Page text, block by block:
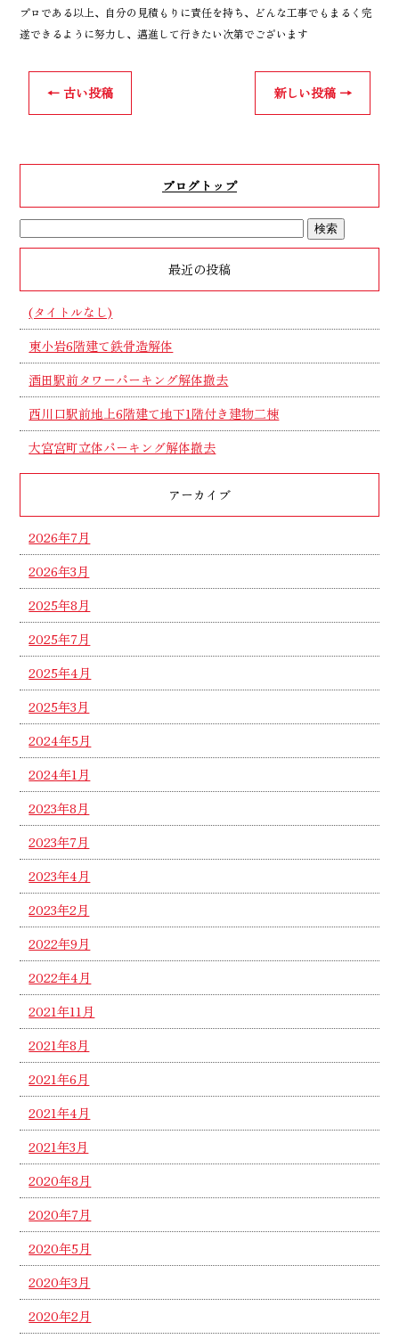
プロである以上、自分の見積もりに責任を持ち、どんな工事でもまるく完
遂できるように努力し、邁進して行きたい次第でございます
← 古い投稿 新しい投稿 →
ブログトップ
最近の投稿
(タイトルなし)
東小岩6階建て鉄骨造解体
酒田駅前タワーパーキング解体撤去
西川口駅前地上6階建て地下1階付き建物二棟
大宮宮町立体パーキング解体撤去
アーカイブ
2026年7月
2026年3月
2025年8月
2025年7月
2025年4月
2025年3月
2024年5月
2024年1月
2023年8月
2023年7月
2023年4月
2023年2月
2022年9月
2022年4月
2021年11月
2021年8月
2021年6月
2021年4月
2021年3月
2020年8月
2020年7月
2020年5月
2020年3月
2020年2月